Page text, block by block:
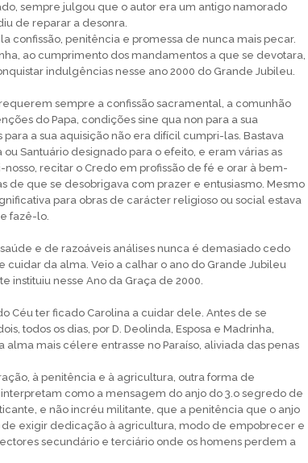
sempre julgou que o autor era um antigo namorado
de reparar a desonra.
confissão, penitência e promessa de nunca mais pecar.
ao cumprimento dos mandamentos a que se devotara,
indulgências nesse ano 2000 do Grande Jubileu.
sempre a confissão sacramental, a comunhão
do Papa, condições sine qua non para a sua
para a sua aquisição não era difícil cumpri-las. Bastava
Santuário designado para o efeito, e eram várias as
nosso, recitar o Credo em profissão de fé e orar à bem-
de que se desobrigava com prazer e entusiasmo. Mesmo
para obras de carácter religioso ou social estava
fazê-lo.
e de razoáveis análises nunca é demasiado cedo
cuidar da alma. Veio a calhar o ano do Grande Jubileu
instituiu nesse Ano da Graça de 2000.
Céu ter ficado Carolina a cuidar dele. Antes de se
todos os dias, por D. Deolinda, Esposa e Madrinha,
mais célere entrasse no Paraíso, aliviada das penas
à penitência e à agricultura, outra forma de
como a mensagem do anjo do 3.o segredo de
e não incréu militante, que a penitência que o anjo
exigir dedicação à agricultura, modo de empobrecer e
secundário e terciário onde os homens perdem a